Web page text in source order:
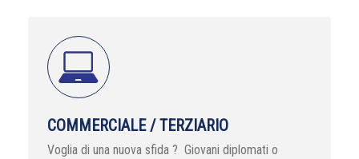
COMMERCIALE / TERZIARIO
Voglia di una nuova sfida ? Giovani diplomati o